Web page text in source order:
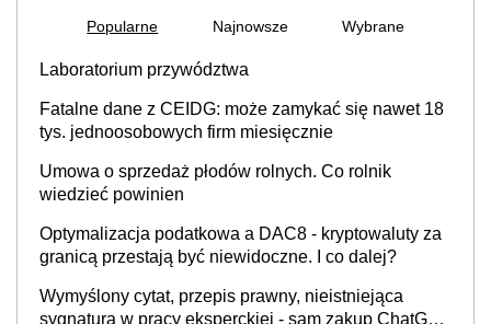
Popularne Najnowsze Wybrane
Laboratorium przywództwa
Fatalne dane z CEIDG: może zamykać się nawet 18
tys. jednoosobowych firm miesięcznie
Umowa o sprzedaż płodów rolnych. Co rolnik
wiedzieć powinien
Optymalizacja podatkowa a DAC8 - kryptowaluty za
granicą przestają być niewidoczne. I co dalej?
Wymyślony cytat, przepis prawny, nieistniejąca
sygnatura w pracy eksperckiej - sam zakup ChatGPT